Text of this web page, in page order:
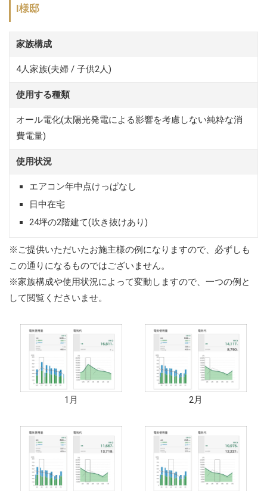
I様邸
家族構成
4人家族(夫婦 / 子供2人)
使用する種類
オール電化(太陽光発電による影響を考慮しない純粋な消
費電量)
使用状況
エアコン年中点けっぱなし
日中在宅
24坪の2階建て(吹き抜けあり)
※ご提供いただいたお施主様の例になりますので、必ずしも
この通りになるものではございません。
※家族構成や使用状況によって変動しますので、一つの例と
して閲覧くださいませ。
1月 2月